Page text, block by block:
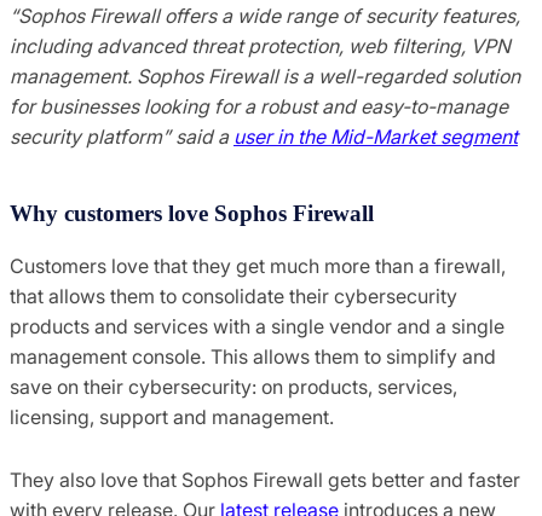
“Sophos Firewall offers a wide range of security features,
including advanced threat protection, web filtering, VPN
management. Sophos Firewall is a well-regarded solution
for businesses looking for a robust and easy-to-manage
security platform” said a user in the Mid-Market segment
Why customers love Sophos Firewall
Customers love that they get much more than a firewall,
that allows them to consolidate their cybersecurity
products and services with a single vendor and a single
management console. This allows them to simplify and
save on their cybersecurity: on products, services,
licensing, support and management.
They also love that Sophos Firewall gets better and faster
with every release. Our latest release introduces a new